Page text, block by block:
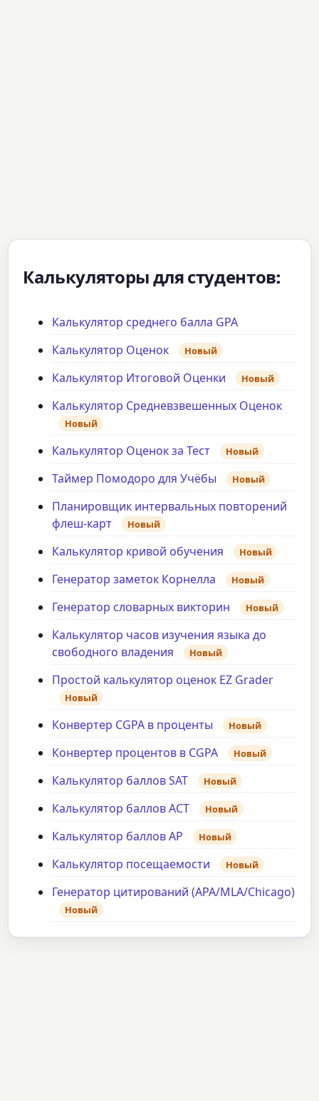
Калькуляторы для студентов:
Калькулятор среднего балла GPA
Калькулятор Оценок
Новый
Калькулятор Итоговой Оценки Новый
Калькулятор Средневзвешенных Оценок
Новый
Калькулятор Оценок за Тест Новый
Таймер Помодоро для Учёбы Новый
Планировщик интервальных повторений
флеш-карт
Новый
Калькулятор кривой обучения Новый
Генератор заметок Корнелла Новый
Генератор словарных викторин Новый
Калькулятор часов изучения языка до
свободного владения
Новый
Простой калькулятор оценок EZ Grader
Новый
Конвертер CGPA в проценты Новый
Конвертер процентов в CGPA Новый
Калькулятор баллов SAT Новый
Калькулятор баллов ACT Новый
Калькулятор баллов AP Новый
Калькулятор посещаемости Новый
Генератор цитирований (APA/MLA/Chicago)
Новый